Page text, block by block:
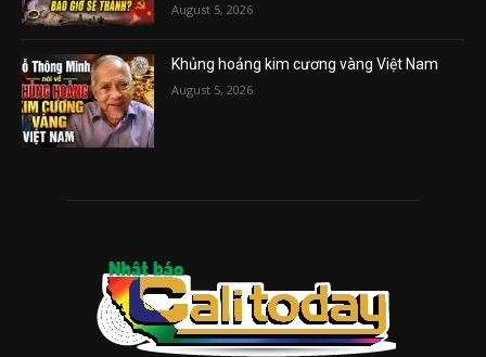
August 5, 2026
Khủng hoảng kim cương vàng Việt Nam
August 5, 2026